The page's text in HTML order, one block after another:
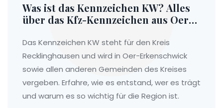
Was ist das Kennzeichen KW? Alles
über das Kfz-Kennzeichen aus Oer-
Das Kennzeichen KW steht für den Kreis
Recklinghausen und wird in Oer-Erkenschwick
sowie allen anderen Gemeinden des Kreises
vergeben. Erfahre, wie es entstand, wer es trägt
und warum es so wichtig für die Region ist.